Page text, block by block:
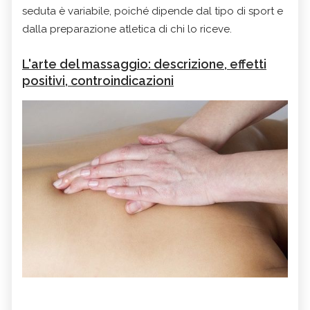
seduta è variabile, poiché dipende dal tipo di sport e
dalla preparazione atletica di chi lo riceve.
L'arte del massaggio: descrizione, effetti
positivi, controindicazioni